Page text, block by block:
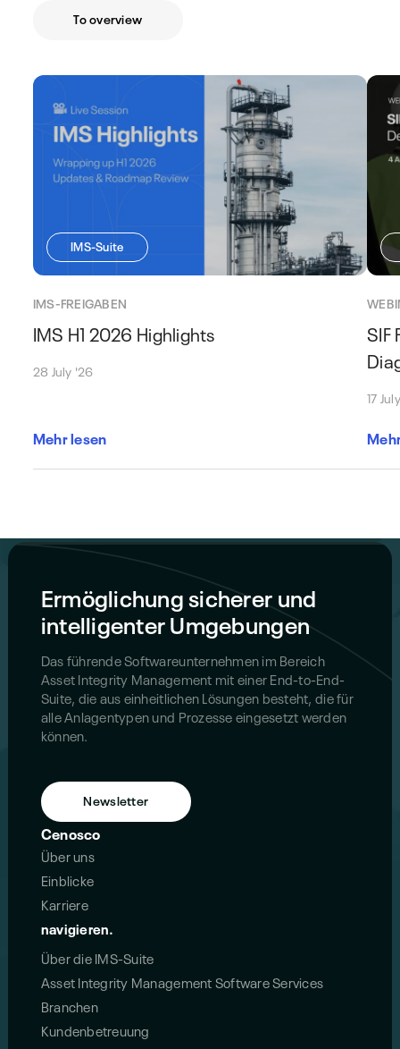
To overview
IMS-Suite
IMS-FREIGABEN
IMS H1 2026 Highlights
28 July '26
Mehr lesen
SIF
17
Ermöglichung sicherer und
intelligenter Umgebungen
Das führende Softwareunternehmen im Bereich
Asset Integrity Management mit einer End-to-End-
Suite, die aus einheitlichen Lösungen besteht, die für
alle Anlagentypen und Prozesse eingesetzt werden
können.
Newsletter
navigieren.
Über die IMS-Suite
Asset Integrity Management Software Services
Branchen
Kundenbetreuung
Cenosco
Über uns
Einblicke
Karriere